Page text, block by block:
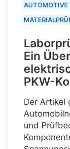
AUTOMOTIVE
Ein
PKW-
Der Artikel
und